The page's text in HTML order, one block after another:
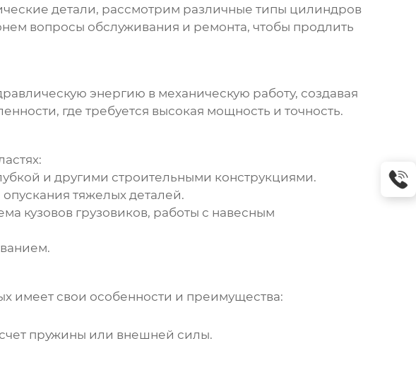
детали, рассмотрим различные типы цилиндров
вопросы обслуживания и ремонта, чтобы продлить
энергию в механическую работу, создавая
где требуется высокая мощность и точность.
и другими строительными конструкциями.
тяжелых деталей.
кузовов грузовиков, работы с навесным
имеет свои особенности и преимущества:
пружины или внешней силы.